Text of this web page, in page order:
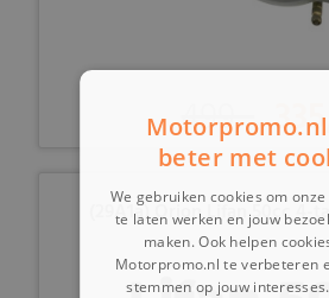
499,-
(29A1a) Orion Lifan 50cc 4-
beter met
We gebruiken cookies om
te laten werken en jouw
maken. Ook helpen
Motorpromo.nl te verbeteren
stemmen op jouw